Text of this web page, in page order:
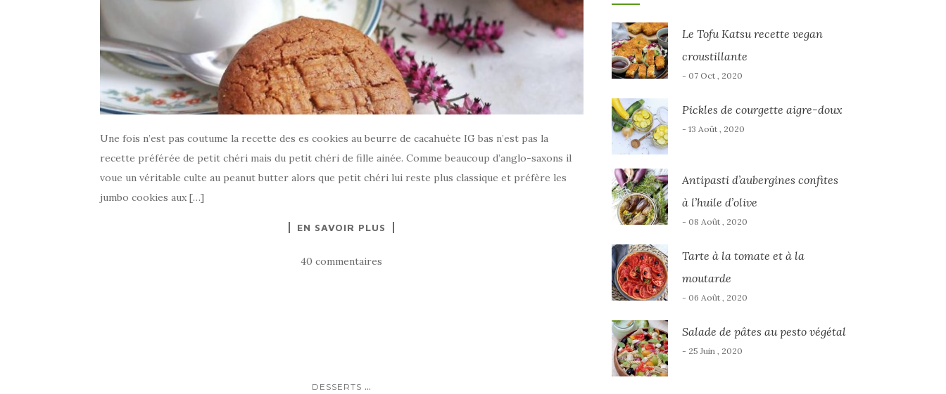
Une fois n’est pas coutume la recette des es cookies au beurre de cacahuète IG bas n’est pas la
recette préférée de petit chéri mais du petit chéri de fille ainée. Comme beaucoup d’anglo-saxons il
voue un véritable culte au peanut butter alors que petit chéri lui reste plus classique et préfère les
jumbo cookies aux […]
EN SAVOIR PLUS
40 commentaires
DESSERTS ...
Le Tofu Katsu recette vegan
croustillante
- 07 Oct , 2020
Pickles de courgette aigre-doux
- 13 Août , 2020
Antipasti d’aubergines confites
à l’huile d’olive
- 08 Août , 2020
Tarte à la tomate et à la
moutarde
- 06 Août , 2020
Salade de pâtes au pesto végétal
- 25 Juin , 2020